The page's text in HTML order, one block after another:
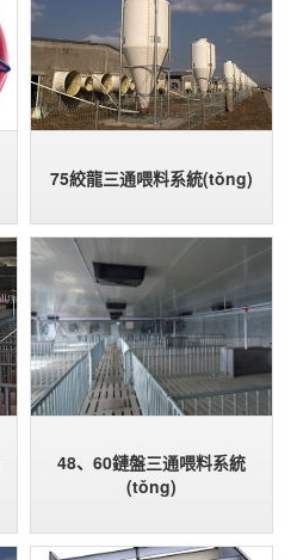
75絞龍三通喂料系統(tǒng)
48、60鏈盤三通喂料系統
(tǒng)